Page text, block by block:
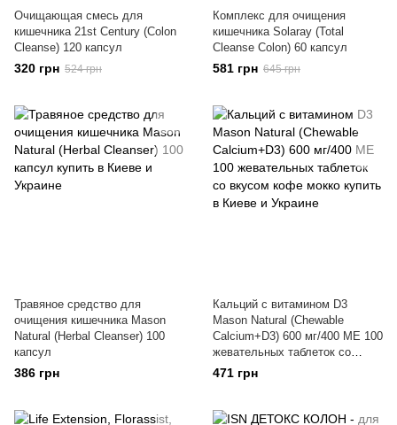
Очищающая смесь для
кишечника 21st Century (Colon
Cleanse) 120 капсул
320 грн 524 грн
Комплекс для очищения
кишечника Solaray (Total
Cleanse Colon) 60 капсул
581 грн 645 грн
Травяное средство для
очищения кишечника Mason
Natural (Herbal Cleanser) 100
капсул
386 грн
Кальций с витамином D3
Mason Natural (Chewable
Calcium+D3) 600 мг/400 МЕ 100
жевательных таблеток со
вкусом кофе мокко
471 грн